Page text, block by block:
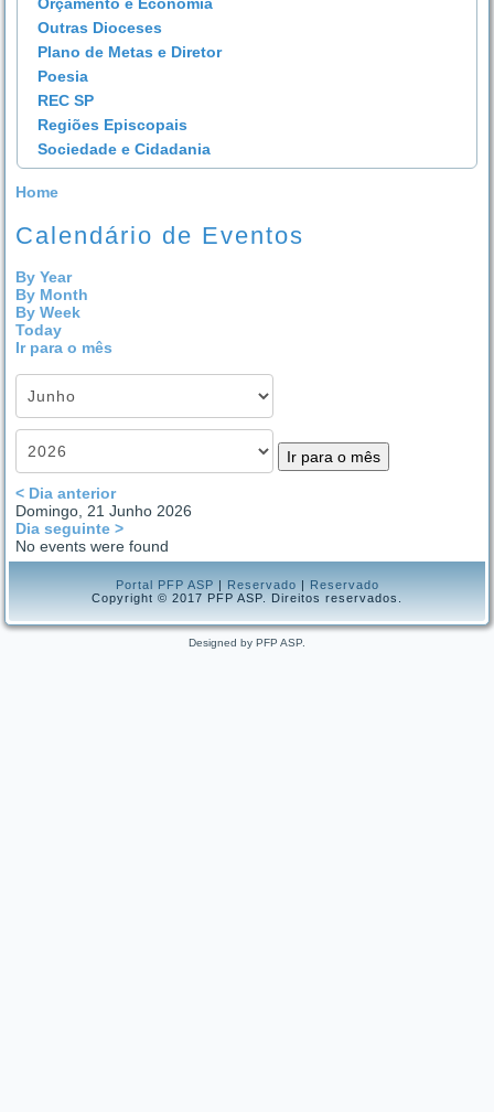
Outras Dioceses
Plano de Metas e Diretor
Poesia
REC SP
Regiões Episcopais
Sociedade e Cidadania
Home
Calendário de Eventos
By Year
By Month
By Week
Today
Ir para o mês
Ir para o mês
< Dia anterior
Domingo, 21 Junho 2026
Dia seguinte >
No events were found
Portal PFP ASP | Reservado | Reservado
Copyright © 2017 PFP ASP. Direitos reservados.
Designed by PFP ASP.